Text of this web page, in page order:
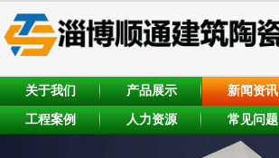
关于我们 产品展示 新闻资讯
工程案例 人力资源 常见问题